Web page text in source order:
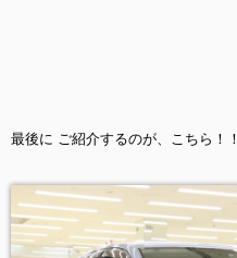
最後に ご紹介するのが、こちら！！